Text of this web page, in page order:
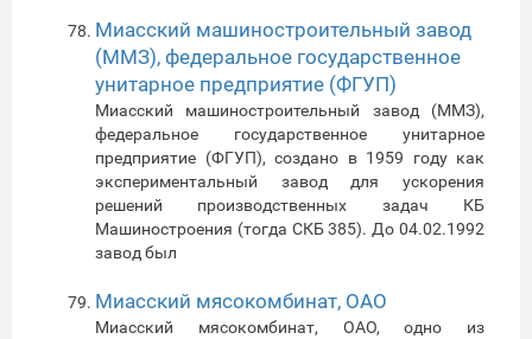
Миасский машиностроительный завод
(ММЗ), федеральное государственное
унитарное предприятие (ФГУП)
Миасский машиностроительный завод (ММЗ),
федеральное государственное унитарное
предприятие (ФГУП), создано в 1959 году как
экспериментальный завод для ускорения
решений производственных задач КБ
Машиностроения (тогда СКБ 385). До 04.02.1992
завод был
Миасский мясокомбинат, ОАО
Миасский мясокомбинат, ОАО, одно из